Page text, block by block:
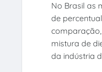
No Brasil as
de
mistura de
da indústria